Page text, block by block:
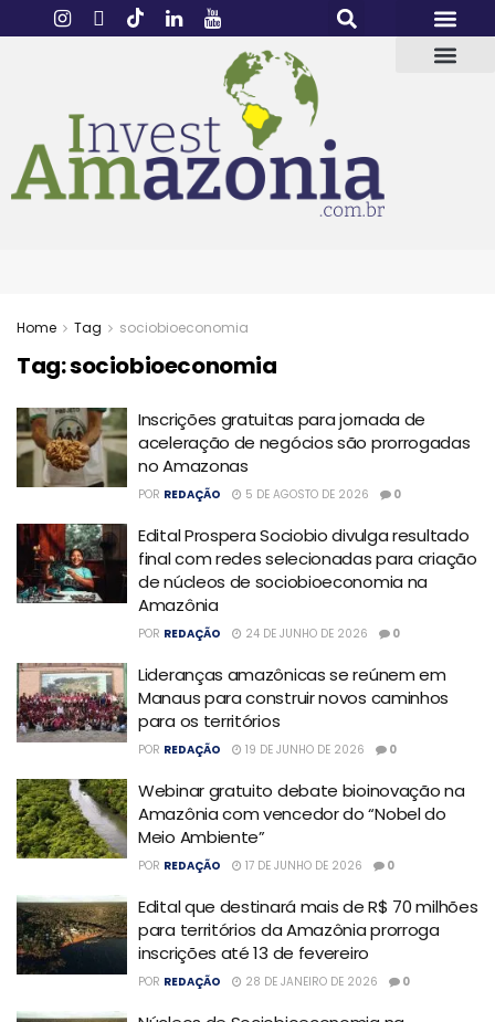
Home Tag sociobioeconomia
Tag:sociobioeconomia
Inscrições gratuitas para jornada de
aceleração de negócios são prorrogadas
no Amazonas
POR REDAÇÃO 5 DE AGOSTO DE 2026 0
Edital Prospera Sociobio divulga resultado
final com redes selecionadas para criação
de núcleos de sociobioeconomia na
Amazônia
POR REDAÇÃO 24 DE JUNHO DE 2026 0
Lideranças amazônicas se reúnem em
Manaus para construir novos caminhos
para os territórios
POR REDAÇÃO 19 DE JUNHO DE 2026 0
Webinar gratuito debate bioinovação na
Amazônia com vencedor do “Nobel do
Meio Ambiente”
POR REDAÇÃO 17 DE JUNHO DE 2026 0
Edital que destinará mais de R$ 70 milhões
para territórios da Amazônia prorroga
inscrições até 13 de fevereiro
POR REDAÇÃO 28 DE JANEIRO DE 2026 0